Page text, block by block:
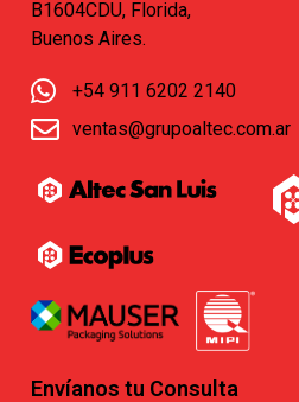
B1604CDU, Florida,
Buenos Aires.
+54 911 6202 2140
ventas@grupoaltec.com.ar
Envíanos tu Consulta